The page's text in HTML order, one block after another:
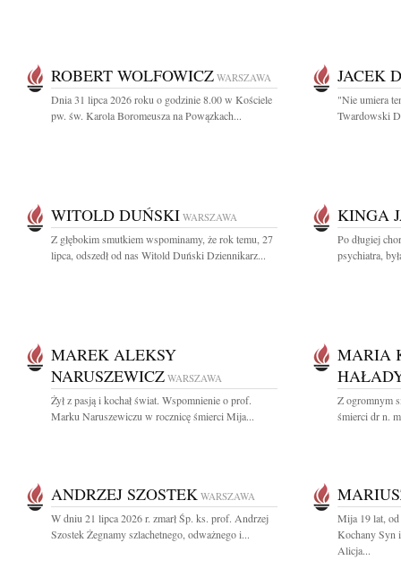
ROBERT WOLFOWICZ WARSZAWA
Dnia 31 lipca 2026 roku o godzinie 8.00 w Kościele
pw. św. Karola Boromeusza na Powązkach...
JACEK
"Nie umiera
Twardowski
WITOLD DUŃSKI WARSZAWA
Z głębokim smutkiem wspominamy, że rok temu, 27
lipca, odszedł od nas Witold Duński Dziennikarz...
KINGA
Po długiej
psychiatra,
MAREK ALEKSY
NARUSZEWICZ WARSZAWA
Żył z pasją i kochał świat. Wspomnienie o prof.
Marku Naruszewiczu w rocznicę śmierci Mija...
MARIA
Z ogromnym
śmierci dr n.
ANDRZEJ SZOSTEK WARSZAWA
W dniu 21 lipca 2026 r. zmarł Śp. ks. prof. Andrzej
Szostek Żegnamy szlachetnego, odważnego i...
Mija 19 lat,
Kochany Syn
Alicja...